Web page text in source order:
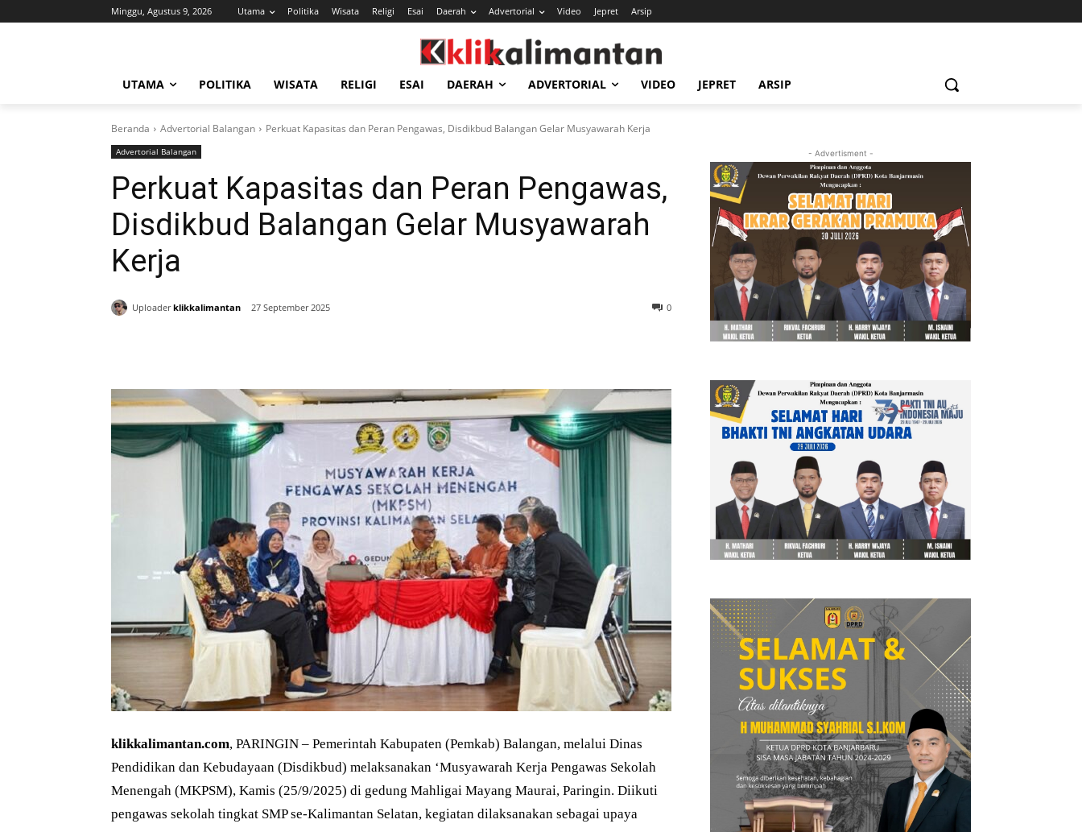
Minggu, Agustus 9, 2026 Utama Politika Wisata Religi Esai Daerah Advertorial Video Jepret Arsip
UTAMA POLITIKA WISATA RELIGI ESAI DAERAH ADVERTORIAL VIDEO JEPRET ARSIP
Beranda Advertorial Balangan Perkuat Kapasitas dan Peran Pengawas, Disdikbud Balangan Gelar Musyawarah Kerja
Advertorial Balangan
Perkuat Kapasitas dan Peran Pengawas,
Disdikbud Balangan Gelar Musyawarah
Kerja
Uploader klikkalimantan 27 September 2025 0
klikkalimantan.com, PARINGIN – Pemerintah Kabupaten (Pemkab) Balangan, melalui Dinas
Pendidikan dan Kebudayaan (Disdikbud) melaksanakan ‘Musyawarah Kerja Pengawas Sekolah
Menengah (MKPSM), Kamis (25/9/2025) di gedung Mahligai Mayang Maurai, Paringin. Diikuti
pengawas sekolah tingkat SMP se-Kalimantan Selatan, kegiatan dilaksanakan sebagai upaya
- Advertisment -